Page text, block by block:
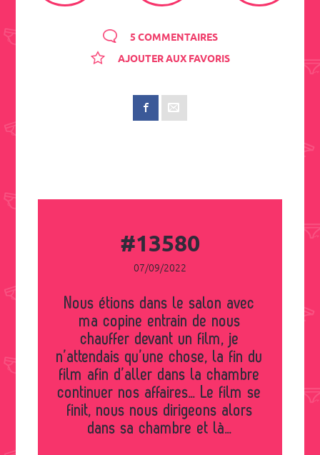
5 COMMENTAIRES
AJOUTER AUX FAVORIS
#13580
07/09/2022
Nous étions dans le salon avec
ma copine entrain de nous
chauffer devant un film, je
n’attendais qu’une chose, la fin du
film afin d’aller dans la chambre
continuer nos affaires… Le film se
finit, nous nous dirigeons alors
dans sa chambre et là…